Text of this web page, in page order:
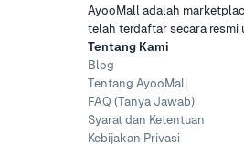
AyooMall adalah
telah terdaftar secara resmi
Tentang Kami
Blog
Tentang AyooMall
FAQ (Tanya Jawab)
Syarat dan Ketentuan
Kebijakan Privasi